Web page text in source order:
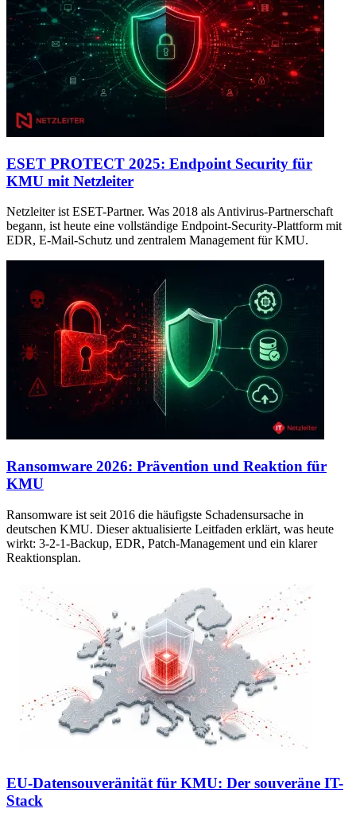
ESET PROTECT 2025: Endpoint Security für
KMU mit Netzleiter
Netzleiter ist ESET-Partner. Was 2018 als Antivirus-Partnerschaft
begann, ist heute eine vollständige Endpoint-Security-Plattform mit
EDR, E-Mail-Schutz und zentralem Management für KMU.
Ransomware 2026: Prävention und Reaktion für
KMU
Ransomware ist seit 2016 die häufigste Schadensursache in
deutschen KMU. Dieser aktualisierte Leitfaden erklärt, was heute
wirkt: 3-2-1-Backup, EDR, Patch-Management und ein klarer
Reaktionsplan.
EU-Datensouveränität für KMU: Der souveräne IT-
Stack